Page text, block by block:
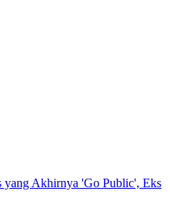
yang Akhirnya 'Go Public', Eks